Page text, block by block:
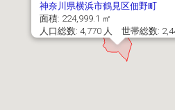
神奈川県横浜市鶴見区佃野町
面積: 224,999.1 ㎡
人口総数: 4,770 人 世帯総数: